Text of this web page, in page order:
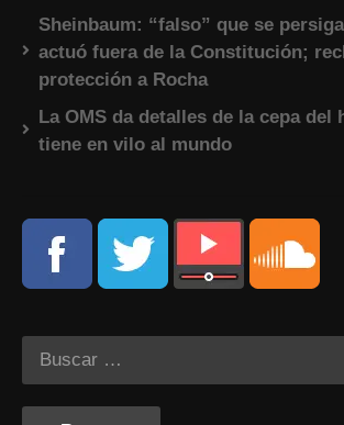
Sheinbaum: “falso” que se
actuó fuera de la Constitución;
protección a Rocha
La OMS da detalles de la cepa del
tiene en vilo al mundo